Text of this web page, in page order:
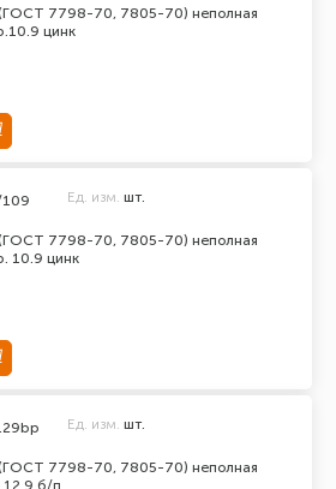
7798-70, 7805-70) неполная
цинк
7798-70, 7805-70) неполная
10.9 цинк
Ед. изм. шт.
7798-70, 7805-70) неполная
12.9 б/п
Ед. изм. шт.